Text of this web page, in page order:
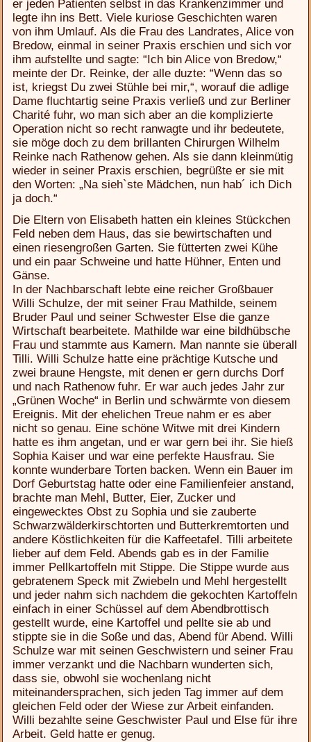
er jeden Patienten selbst in das Krankenzimmer und
legte ihn ins Bett. Viele kuriose Geschichten waren
von ihm Umlauf. Als die Frau des Landrates, Alice von
Bredow, einmal in seiner Praxis erschien und sich vor
ihm aufstellte und sagte: “Ich bin Alice von Bredow,“
meinte der Dr. Reinke, der alle duzte: “Wenn das so
ist, kriegst Du zwei Stühle bei mir,“, worauf die adlige
Dame fluchtartig seine Praxis verließ und zur Berliner
Charité fuhr, wo man sich aber an die komplizierte
Operation nicht so recht ranwagte und ihr bedeutete,
sie möge doch zu dem brillanten Chirurgen Wilhelm
Reinke nach Rathenow gehen. Als sie dann kleinmütig
wieder in seiner Praxis erschien, begrüßte er sie mit
den Worten: „Na sieh`ste Mädchen, nun hab´ ich Dich
ja doch.“
Die Eltern von Elisabeth hatten ein kleines Stückchen
Feld neben dem Haus, das sie bewirtschaften und
einen riesengroßen Garten. Sie fütterten zwei Kühe
und ein paar Schweine und hatte Hühner, Enten und
Gänse.
In der Nachbarschaft lebte eine reicher Großbauer
Willi Schulze, der mit seiner Frau Mathilde, seinem
Bruder Paul und seiner Schwester Else die ganze
Wirtschaft bearbeitete. Mathilde war eine bildhübsche
Frau und stammte aus Kamern. Man nannte sie überall
Tilli. Willi Schulze hatte eine prächtige Kutsche und
zwei braune Hengste, mit denen er gern durchs Dorf
und nach Rathenow fuhr. Er war auch jedes Jahr zur
„Grünen Woche“ in Berlin und schwärmte von diesem
Ereignis. Mit der ehelichen Treue nahm er es aber
nicht so genau. Eine schöne Witwe mit drei Kindern
hatte es ihm angetan, und er war gern bei ihr. Sie hieß
Sophia Kaiser und war eine perfekte Hausfrau. Sie
konnte wunderbare Torten backen. Wenn ein Bauer im
Dorf Geburtstag hatte oder eine Familienfeier anstand,
brachte man Mehl, Butter, Eier, Zucker und
eingewecktes Obst zu Sophia und sie zauberte
Schwarzwälderkirschtorten und Butterkremtorten und
andere Köstlichkeiten für die Kaffeetafel. Tilli arbeitete
lieber auf dem Feld. Abends gab es in der Familie
immer Pellkartoffeln mit Stippe. Die Stippe wurde aus
gebratenem Speck mit Zwiebeln und Mehl hergestellt
und jeder nahm sich nachdem die gekochten Kartoffeln
einfach in einer Schüssel auf dem Abendbrottisch
gestellt wurde, eine Kartoffel und pellte sie ab und
stippte sie in die Soße und das, Abend für Abend. Willi
Schulze war mit seinen Geschwistern und seiner Frau
immer verzankt und die Nachbarn wunderten sich,
dass sie, obwohl sie wochenlang nicht
miteinandersprachen, sich jeden Tag immer auf dem
gleichen Feld oder der Wiese zur Arbeit einfanden.
Willi bezahlte seine Geschwister Paul und Else für ihre
Arbeit. Geld hatte er genug.